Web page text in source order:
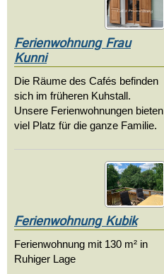
Ferienwohnung Frau
Kunni
Die Räume des Cafés befinden
sich im früheren Kuhstall.
Unsere Ferienwohnungen bieten
viel Platz für die ganze Familie.
Ferienwohnung Kubik
Ferienwohnung mit 130 m² in
Ruhiger Lage